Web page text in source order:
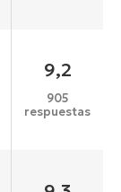
9,2
905
respuestas